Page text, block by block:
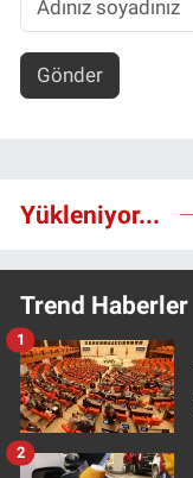
Gönder
Yükleniyor...
Trend Haberler
1
2